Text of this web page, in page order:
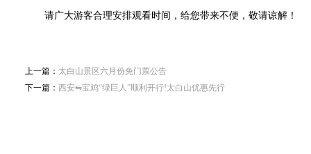
请广大游客合理安排观看时间，给您带来不便，敬请谅解！
上一篇： 太白山景区六月份免门票公告
下一篇： 西安⇋宝鸡“绿巨人”顺利开行!太白山优惠先行